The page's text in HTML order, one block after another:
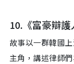
10. 《富豪辯護
故事以一群韓國
主角，講述律師